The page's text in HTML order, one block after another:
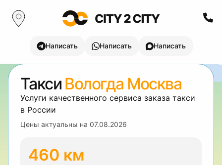
Написать Написать Написать
Такси Вологда Москва
Услуги качественного сервиса заказа такси
в России
Цены актуальны на 07.08.2026
460 км